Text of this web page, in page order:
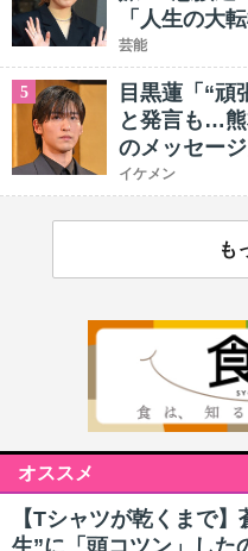
「人生の大転
芸能
5
目黒蓮「“頑
と発言も…
のメッセー
イケメン
も
オススメ
【Tシャツが乾くまで
生”に「頭コツン」した